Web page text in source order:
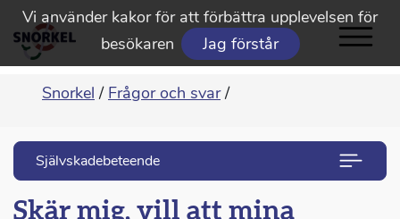
Vi använder kakor för att förbättra upplevelsen för
besökaren
Jag förstår
Snorkel / Frågor och svar /
Självskadebeteende
Skär mig, vill att mina